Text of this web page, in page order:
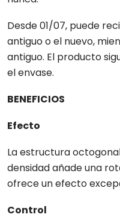
Desde 01/07, puede
antiguo o el nuevo,
antiguo. El producto
el envase.
BENEFICIOS
Efecto
La estructura
densidad añade una
ofrece un efecto
Control